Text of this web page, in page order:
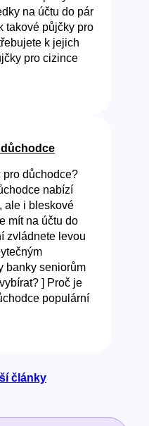
na účtu do pár
takové půjčky pro
k jejich
pro cizince
pro důchodce?
nabízí
ale i bleskové
mít na účtu do
zvládnete levou
banky seniorům
] Proč je
populární
články